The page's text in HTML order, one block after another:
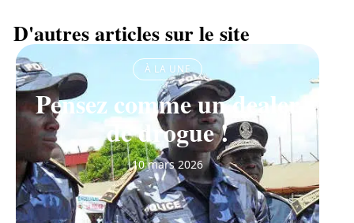
D'autres articles sur le site
À LA UNE
Pensez comme un dealer
de drogue !
10 mars 2026